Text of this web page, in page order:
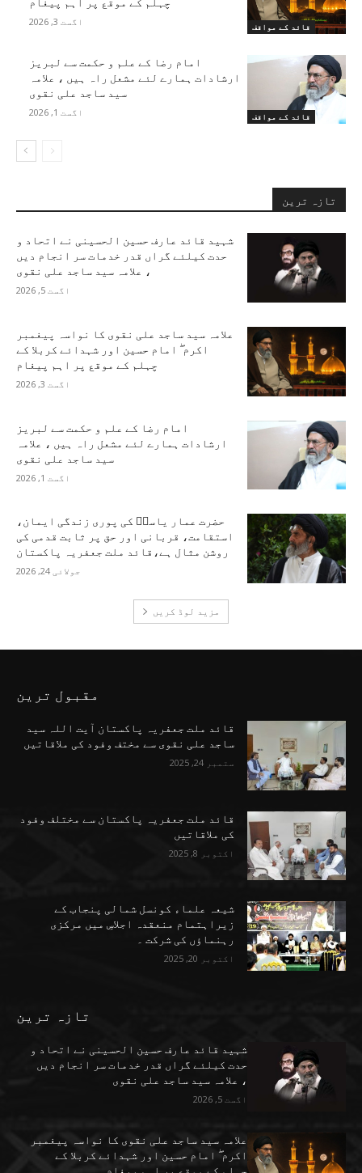
قائد کے مواقف اگست 3, 2026
قائد کے مواقف
امام رضا کے علم و حکمت سے لبریز
ارشادات ہمارے لئے مشعل راہ ہیں ، علامہ
سید ساجد علی نقوی
اگست 1, 2026
تازہ ترین
شہید قائد عارف حسین الحسینی نے اتحاد و
حدت کیلئے گراں قدر خدمات سر انجام دیں
، علامہ سید ساجد علی نقوی
اگست 5, 2026
علامہ سید ساجد علی نقوی کا نواسہ پیغمبر
اکرم ۖ امام حسین اور شہدائے کربلا کے
چہلم کے موقع پر اہم پیغام
اگست 3, 2026
امام رضا کے علم و حکمت سے لبریز
ارشادات ہمارے لئے مشعل راہ ہیں ، علامہ
سید ساجد علی نقوی
اگست 1, 2026
حضرت عمار یاسرؑ کی پوری زندگی ایمان،
استقامت، قربانی اور حق پر ثابت قدمی کی
روشن مثال ہے،قائد ملت جعفریہ پاکستان
جولائی 24, 2026
مزید لوڈ کریں
مقبول ترین
قائد ملت جعفریہ پاکستان آیت اللہ سید
ساجد علی نقوی سے مختف وفود کی ملاقاتیں
ستمبر 24, 2025
قائد ملت جعفریہ پاکستان سے مختلف وفود
کی ملاقاتیں
اکتوبر 8, 2025
شیعہ علماء کونسل شمالی پنجاب کے
زیراہتمام منعقدہ اجلاسِ میں مرکزی
رہنماؤں کی شرکت ۔
اکتوبر 20, 2025
تازہ ترین
شہید قائد عارف حسین الحسینی نے اتحاد و
حدت کیلئے گراں قدر خدمات سر انجام دیں
، علامہ سید ساجد علی نقوی
اگست 5, 2026
علامہ سید ساجد علی نقوی کا نواسہ پیغمبر
اکرم ۖ امام حسین اور شہدائے کربلا کے
چہلم کے موقع پر اہم پیغام